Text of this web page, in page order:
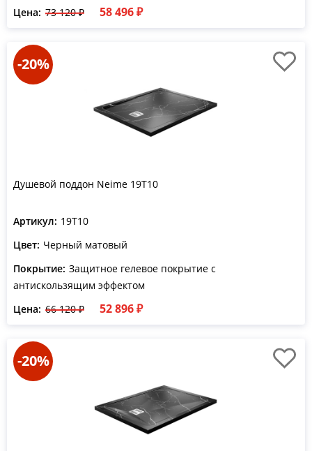
Цена: 73 120 ₽ 58 496 ₽
-20%
Душевой поддон Neime 19T10
Артикул: 19T10
Цвет: Черный матовый
Покрытие: Защитное гелевое покрытие с
антискользящим эффектом
Цена: 66 120 ₽ 52 896 ₽
-20%